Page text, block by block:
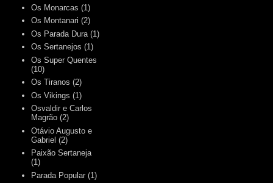
Os Monarcas (1)
Os Montanari (2)
Os Parada Dura (1)
Os Sertanejos (1)
Os Super Quentes
(10)
Os Tiranos (2)
Os Vikings (1)
Osvaldir e Carlos
Magrão (2)
Otávio Augusto e
Gabriel (2)
Paixão Sertaneja
(1)
Parada Popular (1)